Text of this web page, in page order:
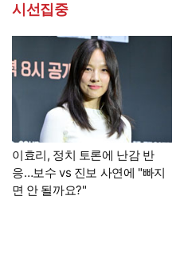
시선집중
이효리, 정치 토론에 난감 반
응…보수 vs 진보 사연에 "빠지
면 안 될까요?"